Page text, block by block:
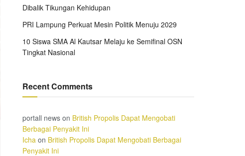
Dibalik Tikungan Kehidupan
PRI Lampung Perkuat Mesin Politik Menuju 2029
10 Siswa SMA Al Kautsar Melaju ke Semifinal OSN
Tingkat Nasional
Recent Comments
portall news on British Propolis Dapat Mengobati
Berbagai Penyakit Ini
Icha on British Propolis Dapat Mengobati Berbagai
Penyakit Ini